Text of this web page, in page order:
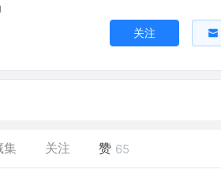
关注
集 关注 赞 65